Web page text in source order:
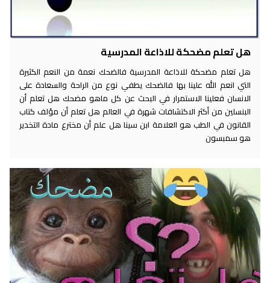
هل تعلم مضحكة للاذاعة المدرسية
هل تعلم مضحكة للاذاعة المدرسية فالضحك نعمة من النعم الكثيرة
التي انعم الله علينا بها فالضحك يطفي نوع من الراحة والسعادة على
الانسان فعلينا الاستمرار في البحث عن كل ماهو مضحك هل تعلم أن
البنسلين من أكثر الاكتشافات شهرة في العالم هل تعلم أن مؤلف كتاب
القانون في الطب هو العلامة ابن سينا هل علم أن مخترع مادة التخدير
هو سمبسون